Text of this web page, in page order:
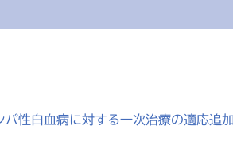
性白血病に対する一次治療の適応追